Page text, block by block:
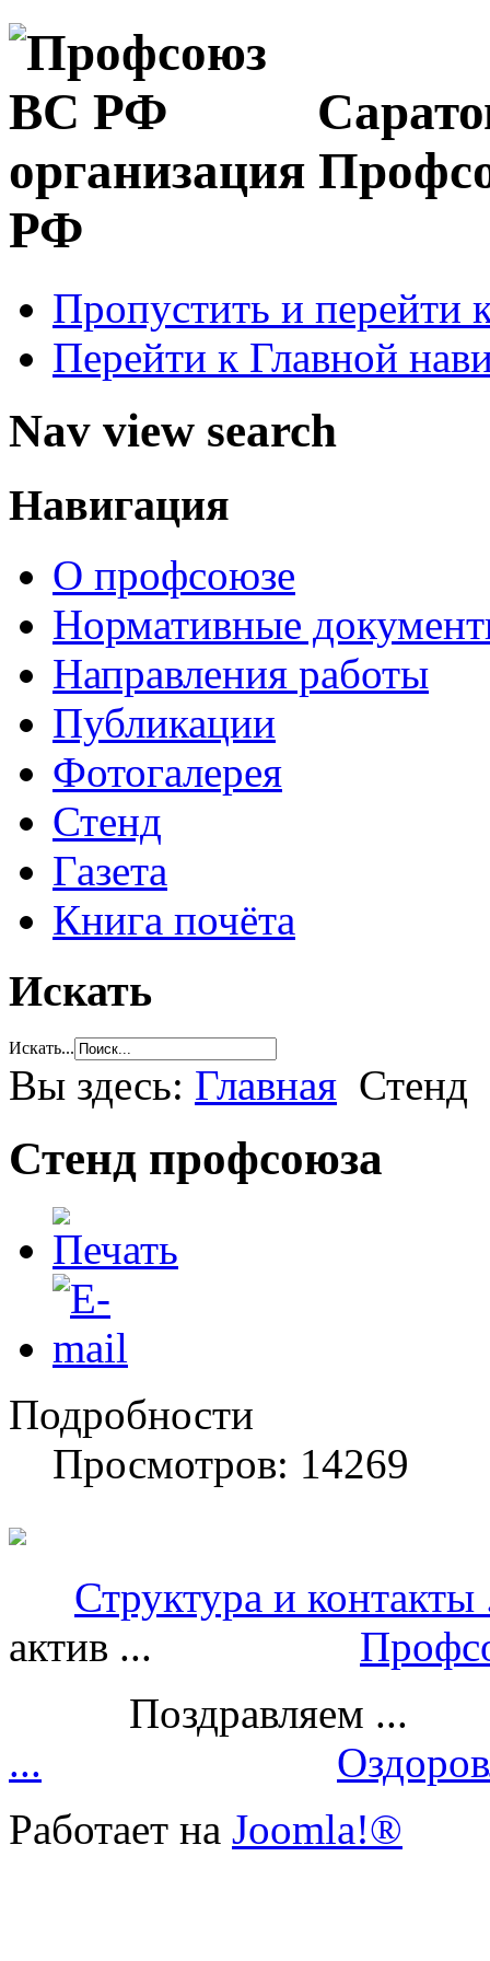
организация
РФ
Пропустить и перейти
Перейти к Главной
Nav view search
Навигация
О профсоюзе
Нормативные
Направления работы
Публикации
Фотогалерея
Стенд
Газета
Книга почёта
Искать
Искать...
Вы здесь: Главная Стенд
Стенд профсоюза
Подробности
Просмотров: 14269
Структура и контакты
актив ...
...
Работает на Joomla!®